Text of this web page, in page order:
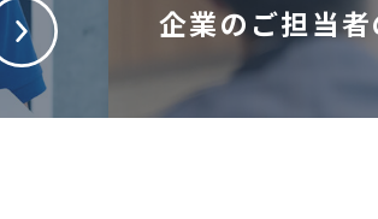
企業のご担当